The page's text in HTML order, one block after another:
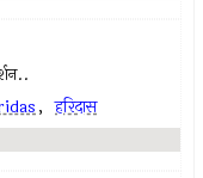
, हरिदास